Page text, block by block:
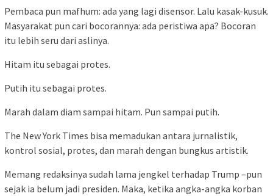
Pembaca pun mafhum: ada yang lagi disensor. Lalu kasak-kusuk.
Masyarakat pun cari bocorannya: ada peristiwa apa? Bocoran
itu lebih seru dari aslinya.
Hitam itu sebagai protes.
Putih itu sebagai protes.
Marah dalam diam sampai hitam. Pun sampai putih.
The New York Times bisa memadukan antara jurnalistik,
kontrol sosial, protes, dan marah dengan bungkus artistik.
Memang redaksinya sudah lama jengkel terhadap Trump –pun
sejak ia belum jadi presiden. Maka, ketika angka-angka korban